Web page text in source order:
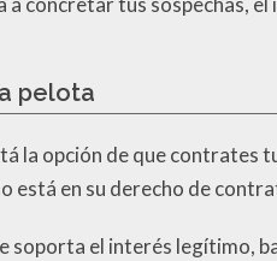
pelota
la opción de que contrates
está en su derecho de
soporta el interés legítimo,